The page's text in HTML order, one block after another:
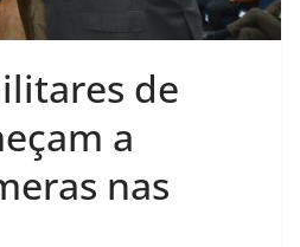
de
a
nas